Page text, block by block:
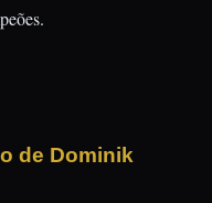
de Dominik